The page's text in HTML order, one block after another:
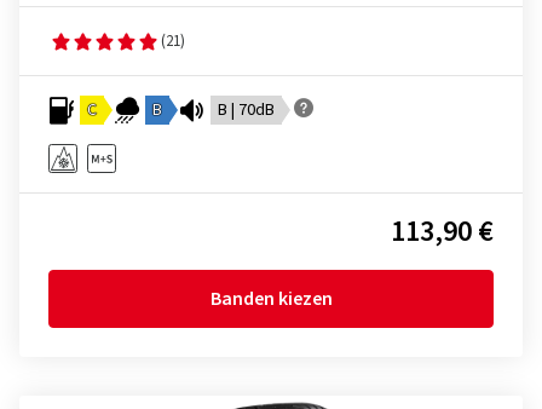
(21)
C B B | 70dB
113,90 €
Banden kiezen